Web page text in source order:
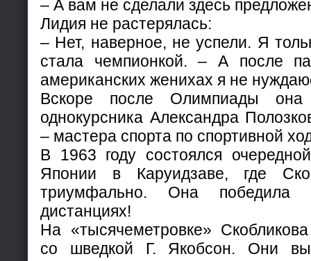
– А вам не сделали здесь
Лидия не растерялась:
– Нет, наверное, не успели. Я
стала чемпионкой. – А после
американских женихах я не
Вскоре после Олимпиады
однокурсника Александра
– мастера спорта по спортивной
В 1963 году состоялся
Японии в Каруидзаве, где
триумфально. Она победила
дистанциях!
На «тысячеметровке»
со шведкой Г. Якобсон. Они